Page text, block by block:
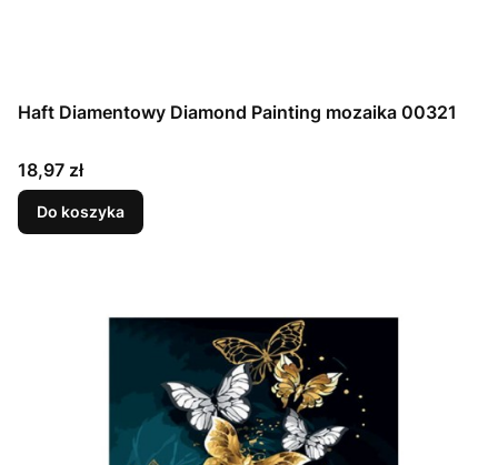
Haft Diamentowy Diamond Painting mozaika 00321
Cena
18,97 zł
Do koszyka